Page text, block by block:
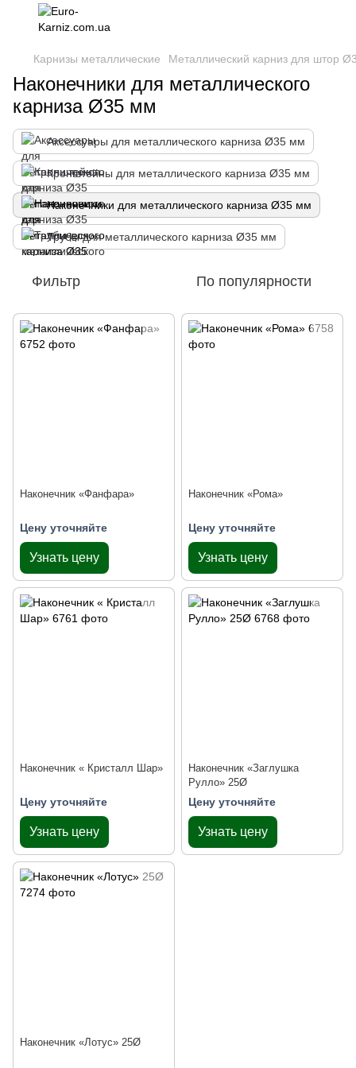
Карнизы металлические Металлический карниз для штор
Наконечники для металлического
карниза Ø35 мм
Аксессуары для металлического карниза Ø35 мм
Кронштейны для металлического карниза Ø35 мм
Наконечники для металлического карниза Ø35 мм
Трубы для металлического карниза Ø35 мм
Фильтр По популярности
Наконечник «Фанфара»
Цену уточняйте
Узнать цену
Наконечник «Рома»
Цену уточняйте
Узнать цену
Наконечник « Кристалл Шар»
Цену уточняйте
Узнать цену
Наконечник «Заглушка
Рулло» 25Ø
Цену уточняйте
Узнать цену
Наконечник «Лотус» 25Ø